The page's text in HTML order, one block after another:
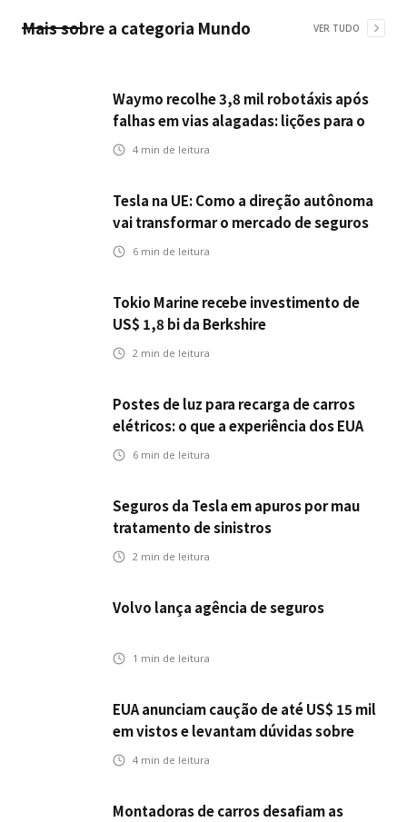
Mais sobre a categoria Mundo VER TUDO
Waymo recolhe 3,8 mil robotáxis após
falhas em vias alagadas: lições para o
setor de seguros automotivos na era
4 min de leitura
Tesla na UE: Como a direção autônoma
vai transformar o mercado de seguros
6 min de leitura
Tokio Marine recebe investimento de
US$ 1,8 bi da Berkshire
2 min de leitura
Postes de luz para recarga de carros
elétricos: o que a experiência dos EUA
pode antecipar para o Brasil
6 min de leitura
Seguros da Tesla em apuros por mau
tratamento de sinistros
2 min de leitura
Volvo lança agência de seguros
1 min de leitura
EUA anunciam caução de até US$ 15 mil
em vistos e levantam dúvidas sobre
impactos no seguro viagem
4 min de leitura
Montadoras de carros desafiam as